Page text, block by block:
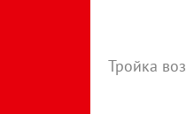
Тройка